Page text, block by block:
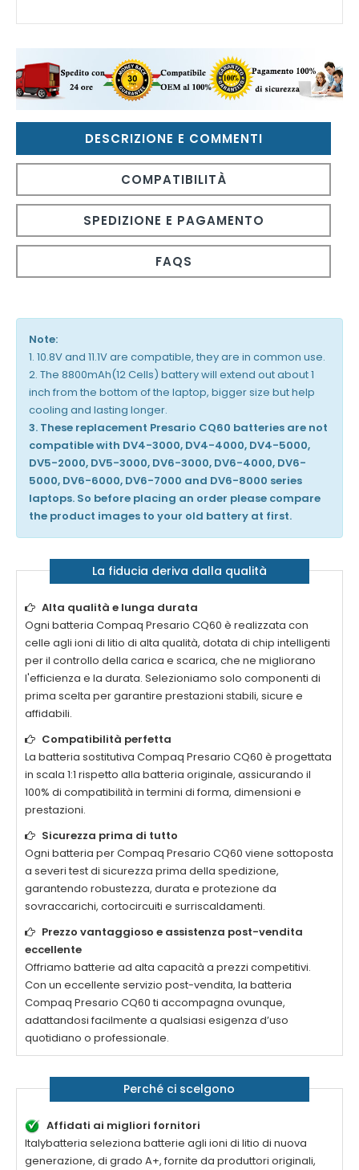
DESCRIZIONE E COMMENTI
COMPATIBILITÀ
SPEDIZIONE E PAGAMENTO
FAQS
Note:
1. 10.8V and 11.1V are compatible, they are in common use.
2. The 8800mAh(12 Cells) battery will extend out about 1
inch from the bottom of the laptop, bigger size but help
cooling and lasting longer.
3. These replacement Presario CQ60 batteries are not
compatible with DV4-3000, DV4-4000, DV4-5000,
DV5-2000, DV5-3000, DV6-3000, DV6-4000, DV6-
5000, DV6-6000, DV6-7000 and DV6-8000 series
laptops. So before placing an order please compare
the product images to your old battery at first.
La fiducia deriva dalla qualità
Alta qualità e lunga durata
Ogni batteria Compaq Presario CQ60 è realizzata con
celle agli ioni di litio di alta qualità, dotata di chip intelligenti
per il controllo della carica e scarica, che ne migliorano
l'efficienza e la durata. Selezioniamo solo componenti di
prima scelta per garantire prestazioni stabili, sicure e
affidabili.
Compatibilità perfetta
La batteria sostitutiva Compaq Presario CQ60 è progettata
in scala 1:1 rispetto alla batteria originale, assicurando il
100% di compatibilità in termini di forma, dimensioni e
prestazioni.
Sicurezza prima di tutto
Ogni batteria per Compaq Presario CQ60 viene sottoposta
a severi test di sicurezza prima della spedizione,
garantendo robustezza, durata e protezione da
sovraccarichi, cortocircuiti e surriscaldamenti.
Prezzo vantaggioso e assistenza post-vendita
eccellente
Offriamo batterie ad alta capacità a prezzi competitivi.
Con un eccellente servizio post-vendita, la batteria
Compaq Presario CQ60 ti accompagna ovunque,
adattandosi facilmente a qualsiasi esigenza d’uso
quotidiano o professionale.
Perché ci scelgono
Affidati ai migliori fornitori
Italybatteria seleziona batterie agli ioni di litio di nuova
generazione, di grado A+, fornite da produttori originali,